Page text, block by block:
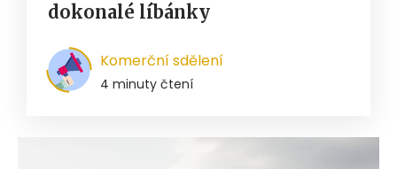
dokonalé líbánky
Komerční sdělení
4 minuty čtení